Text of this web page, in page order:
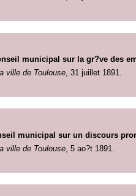
municipal sur la gr?ve des
ville de Toulouse, 31 juillet 1891.
municipal sur un discours
ville de Toulouse, 5 ao?t 1891.